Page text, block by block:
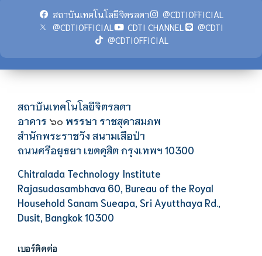
สถาบันเทคโนโลยีจิตรลดา
@CDTIOFFICIAL
@CDTIOFFICIAL
CDTI CHANNEL
@CDTI
@CDTIOFFICIAL
สถาบันเทคโนโลยีจิตรลดา
อาคาร ๖๐ พรรษา ราชสุดาสมภพ
สำนักพระราชวัง สนามเสือป่า
ถนนศรีอยุธยา เขตดุสิต กรุงเทพฯ 10300
Chitralada Technology Institute
Rajasudasambhava 60, Bureau of the Royal
Household Sanam Sueapa, Sri Ayutthaya Rd.,
Dusit, Bangkok 10300
เบอร์ติดต่อ